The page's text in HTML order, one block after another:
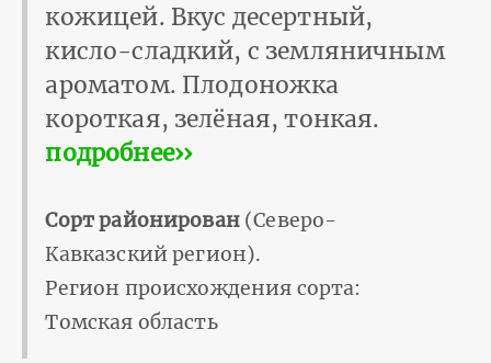
кожицей. Вкус десертный,
кисло-сладкий, с земляничным
ароматом. Плодоножка
короткая, зелёная, тонкая.
подробнее››
Сорт районирован(Северо-
Кавказский регион).
Регион происхождения сорта:
Томская область